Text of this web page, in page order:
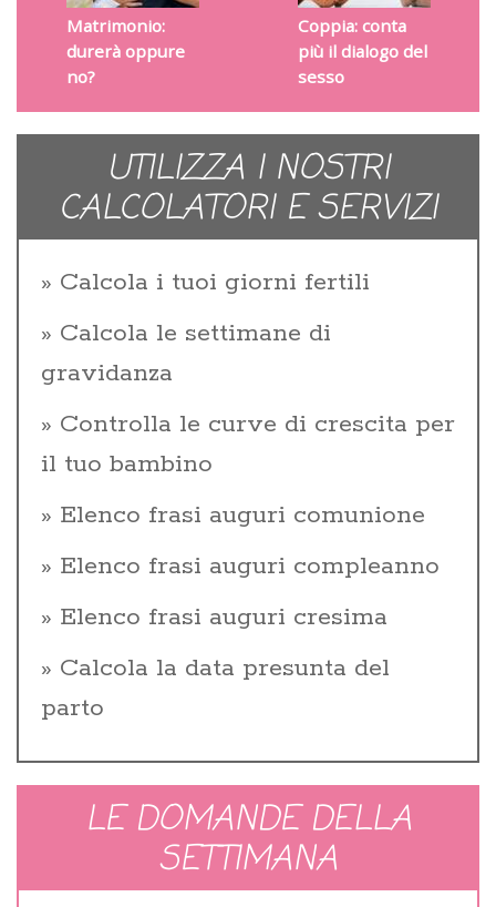
Matrimonio:
durerà oppure
no?
Coppia: conta
più il dialogo del
sesso
UTILIZZA I NOSTRI
CALCOLATORI E SERVIZI
Calcola i tuoi giorni fertili
Calcola le settimane di
gravidanza
Controlla le curve di crescita per
il tuo bambino
Elenco frasi auguri comunione
Elenco frasi auguri compleanno
Elenco frasi auguri cresima
Calcola la data presunta del
parto
LE DOMANDE DELLA
SETTIMANA